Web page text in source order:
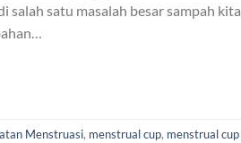
satu masalah besar sampah kita
Menstruasi, menstrual cup, menstrual cup